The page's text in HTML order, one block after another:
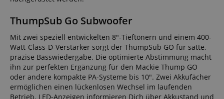
ThumpSub Go Subwoofer
Mit zwei speziell entwickelten 8"-Tieftönern und einem 400-
Watt-Class-D-Verstärker sorgt der ThumpSub GO für satte,
präzise Basswiedergabe. Die optimierte Abstimmung macht
ihn zur perfekten Ergänzung für den Mackie Thump GO
oder andere kompakte PA-Systeme bis 10". Zwei Akkufächer
ermöglichen einen lückenlosen Wechsel im laufenden
Betrieb. LED-Anzeigen informieren Dich über Akkustand und